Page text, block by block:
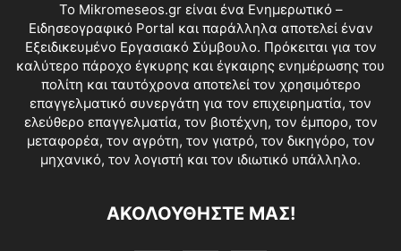
Το Mikromeseos.gr είναι ένα Ενημερωτικό –
Ειδησεογραφικό Portal και παράλληλα αποτελεί έναν
Εξειδικευμένο Εργασιακό Σύμβουλο. Πρόκειται για τον
καλύτερο πάροχο έγκυρης και έγκαιρης ενημέρωσης του
πολίτη και ταυτόχρονα αποτελεί τον χρησιμότερο
επαγγελματικό συνεργάτη για τον επιχειρηματία, τον
ελεύθερο επαγγελματία, τον βιοτέχνη, τον έμπορο, τον
μεταφορέα, τον αγρότη, τον γιατρό, τον δικηγόρο, τον
μηχανικό, τον λογιστή και τον ιδιωτικό υπάλληλο.
ΑΚΟΛΟΥΘΗΣΤΕ ΜΑΣ!